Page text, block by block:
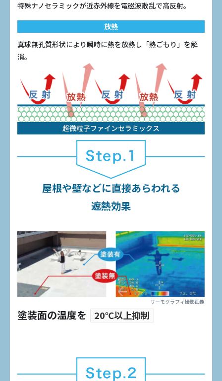
特殊ナノセラミックが近赤外線を電磁波散乱で高反射。
放熱
真球無孔質形状により瞬時に熱を放熱し「熱ごもり」を解
消。
超微粒子ファインセラミックス
屋根や壁などに直接あらわれる
遮熱効果
サーモグラフィ撮影画像
塗装面の温度を 20℃以上抑制